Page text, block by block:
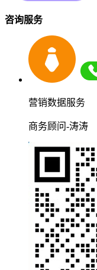
咨询服务
营销数据服务
商务顾问-涛涛